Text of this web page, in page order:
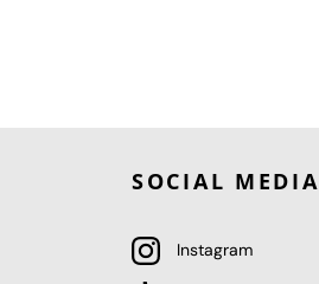
SOCIAL MEDIA
Instagram